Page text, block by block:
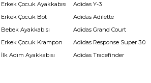
Erkek Çocuk Ayakkabısı
Erkek Çocuk Bot
Bebek Ayakkabısı
Erkek Çocuk Krampon
İlk Adım Ayakkabısı
Adidas Y-3
Adidas Adilette
Adidas Grand Court
Adidas Response Super 3.0
Adidas Tracefinder